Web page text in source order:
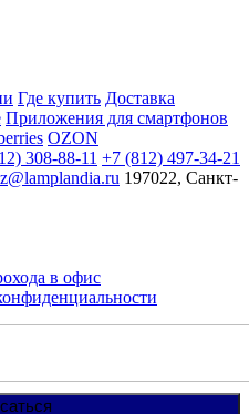
Где купить Доставка
Приложения для смартфонов
OZON
308-88-11 +7 (812) 497-34-21
197022, Санкт-
в офис